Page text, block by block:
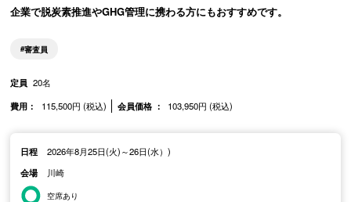
企業で脱炭素推進やGHG管理に携わる方にもおすすめです。
審査員
定員 20名
費用：
115,500円 (税込) 会員価格 ： 103,950円 (税込)
日程
2026年8月25日(火)～26日(水）)
会場
川崎
空席あり